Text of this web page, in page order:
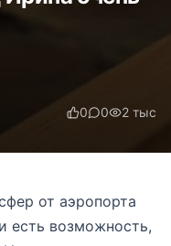
0 0 2 тыс
от аэропорта
есть возможность,